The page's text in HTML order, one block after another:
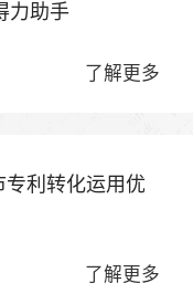
力助手
了解更多
利转化运用优
了解更多